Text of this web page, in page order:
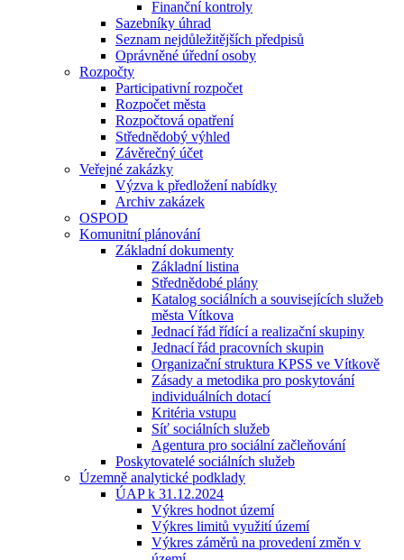
Finanční kontroly
Sazebníky úhrad
Seznam nejdůležitějších předpisů
Oprávněné úřední osoby
Rozpočty
Participativní rozpočet
Rozpočet města
Rozpočtová opatření
Střednědobý výhled
Závěrečný účet
Veřejné zakázky
Výzva k předložení nabídky
Archiv zakázek
OSPOD
Komunitní plánování
Základní dokumenty
Základní listina
Střednědobé plány
Katalog sociálních a souvisejících služeb
města Vítkova
Jednací řád řídící a realizační skupiny
Jednací řád pracovních skupin
Organizační struktura KPSS ve Vítkově
Zásady a metodika pro poskytování
individuálních dotací
Kritéria vstupu
Síť sociálních služeb
Agentura pro sociální začleňování
Poskytovatelé sociálních služeb
Územně analytické podklady
ÚAP k 31.12.2024
Výkres hodnot území
Výkres limitů využití území
Výkres záměrů na provedení změn v